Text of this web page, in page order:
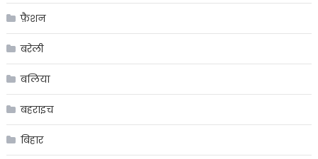
फ़ैशन
बरेली
बलिया
बहराइच
बिहार